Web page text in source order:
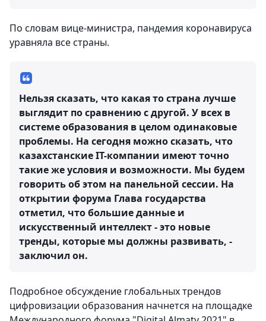
По словам вице-министра, пандемия коронавируса
уравняла все страны.
Нельзя сказать, что какая то страна лучше
выглядит по сравнению с другой. У всех в
системе образования в целом одинаковые
проблемы. На сегодня можно сказать, что
казахстанские IT-компании имеют точно
такие же условия и возможности. Мы будем
говорить об этом на панельной сессии. На
открытии форума Глава государства
отметил, что большие данные и
искусственный интеллект - это новые
тренды, которые мы должны развивать, -
заключил он.
Подробное обсуждение глобальных трендов
цифровизации образования начнется на площадке